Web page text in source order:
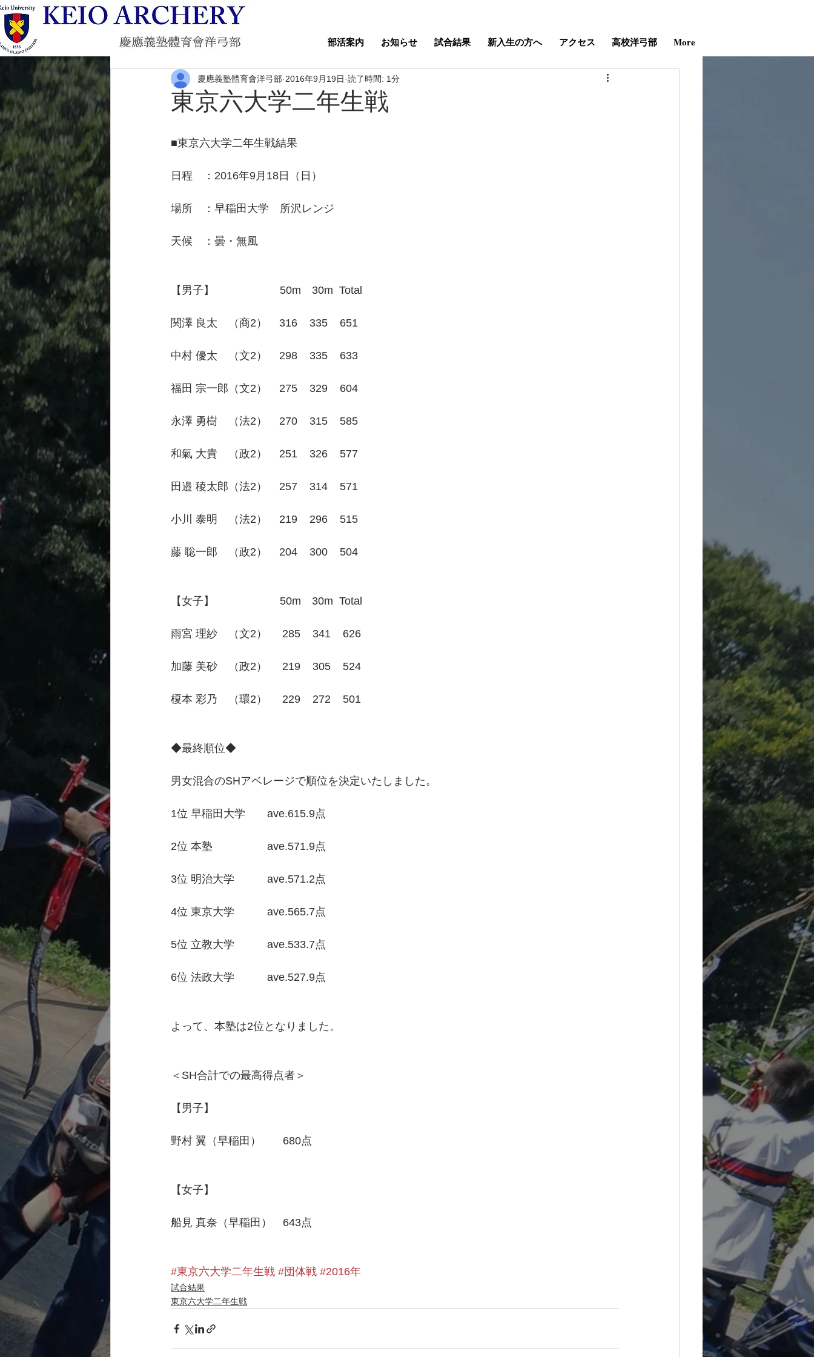
部活案内 お知らせ 試合結果 新入生の方へ アクセス 高校洋弓部 More
東京六大学二年生戦
慶應義塾體育會洋弓部 2016年9月19日 読了時間: 1分
■東京六大学二年生戦結果
日程　：2016年9月18日（日）
場所　：早稲田大学　所沢レンジ
天候　：曇・無風
【男子】　　　　　　50m　30m  Total
関澤 良太　（商2）    316    335    651
中村 優太　（文2）    298    335    633
福田 宗一郎（文2）    275    329    604
永澤 勇樹　（法2）    270    315    585
和氣 大貴　（政2）    251    326    577
田邉 稜太郎（法2）    257    314    571
小川 泰明　（法2）    219    296    515
藤 聡一郎　（政2）    204    300    504
【女子】　　　　　　50m　30m  Total
雨宮 理紗　（文2）     285    341    626
加藤 美砂　（政2）     219    305    524
榎本 彩乃　（環2）     229    272    501
◆最終順位◆
男女混合のSHアベレージで順位を決定いたしました。
1位 早稲田大学　　ave.615.9点
2位 本塾　　　　　ave.571.9点
3位 明治大学　　　ave.571.2点
4位 東京大学　　　ave.565.7点
5位 立教大学　　　ave.533.7点
6位 法政大学　　　ave.527.9点
よって、本塾は2位となりました。
＜SH合計での最高得点者＞
【男子】
野村 翼（早稲田）　　680点
【女子】
船見 真奈（早稲田）　643点
#東京六大学二年生戦 #団体戦 #2016年
試合結果
東京六大学二年生戦